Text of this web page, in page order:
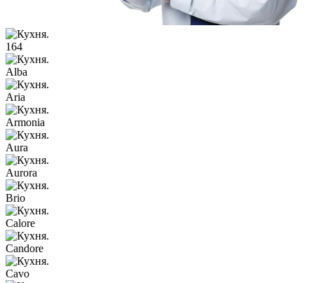
164
Alba
Aria
Armonia
Aura
Aurora
Brio
Calore
Candore
Cavo